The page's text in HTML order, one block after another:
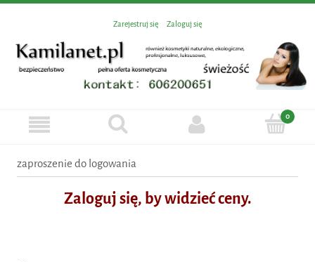
Zarejestruj się Zaloguj się
zaproszenie do logowania
Zaloguj się, by widzieć ceny.